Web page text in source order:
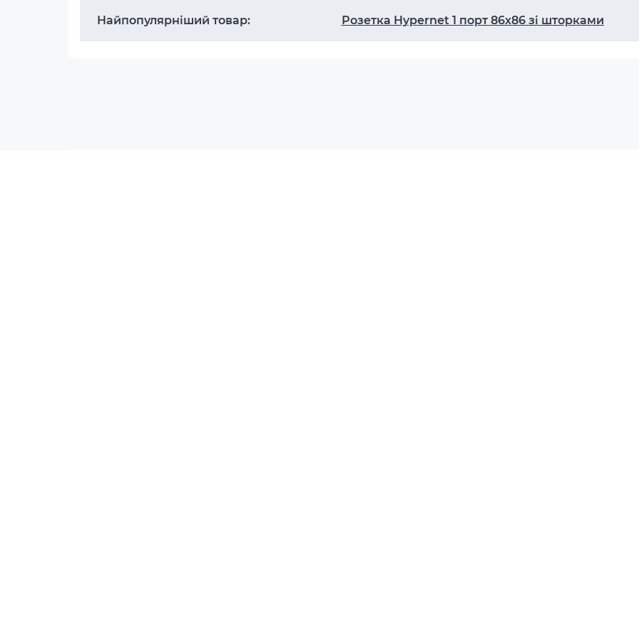
Найпопулярніший товар: Розетка Hypernet 1 порт 86х86 зі шторками